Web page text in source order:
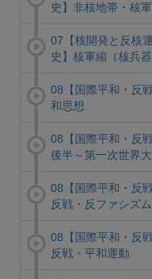
史】非核地帯・核
07【核開発と反核
史】核軍縮（核兵器
08【国際平和・反
和思想
08【国際平和・反
後半～第一次世界
08【国際平和・反
反戦・反ファシズ
08【国際平和・反
反戦・平和運動